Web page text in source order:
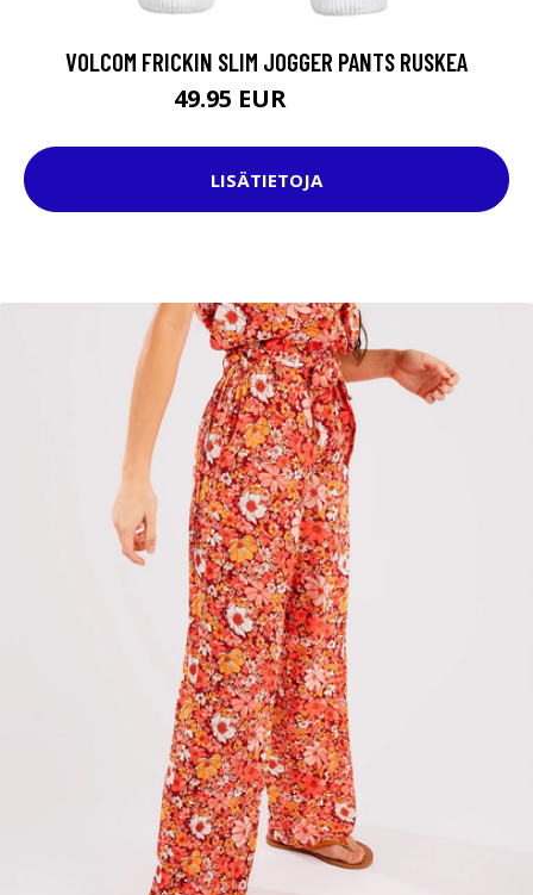
VOLCOM FRICKIN SLIM JOGGER PANTS RUSKEA
49.95 EUR
LISÄTIETOJA